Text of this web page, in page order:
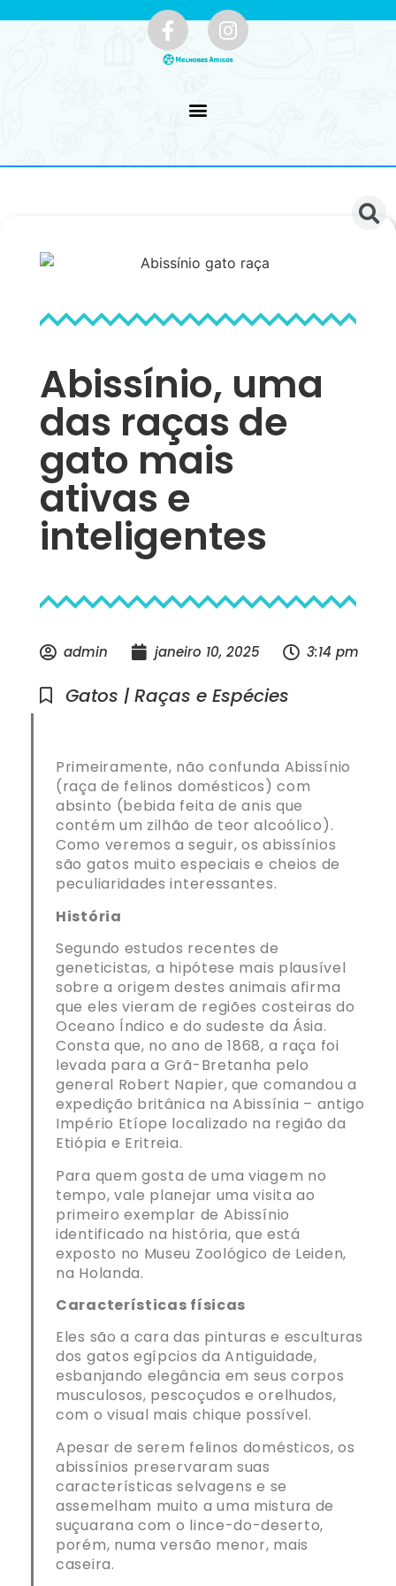
Abissínio, uma
das raças de
gato mais
ativas e
inteligentes
admin janeiro 10, 2025 3:14 pm
Gatos | Raças e Espécies
Primeiramente, não confunda Abissínio
(raça de felinos domésticos) com
absinto (bebida feita de anis que
contém um zilhão de teor alcoólico).
Como veremos a seguir, os abissínios
são gatos muito especiais e cheios de
peculiaridades interessantes.
História
Segundo estudos recentes de
geneticistas, a hipótese mais plausível
sobre a origem destes animais afirma
que eles vieram de regiões costeiras do
Oceano Índico e do sudeste da Ásia.
Consta que, no ano de 1868, a raça foi
levada para a Grã-Bretanha pelo
general Robert Napier, que comandou a
expedição britânica na Abissínia – antigo
Império Etíope localizado na região da
Etiópia e Eritreia.
Para quem gosta de uma viagem no
tempo, vale planejar uma visita ao
primeiro exemplar de Abissínio
identificado na história, que está
exposto no Museu Zoológico de Leiden,
na Holanda.
Características físicas
Eles são a cara das pinturas e esculturas
dos gatos egípcios da Antiguidade,
esbanjando elegância em seus corpos
musculosos, pescoçudos e orelhudos,
com o visual mais chique possível.
Apesar de serem felinos domésticos, os
abissínios preservaram suas
características selvagens e se
assemelham muito a uma mistura de
suçuarana com o lince-do-deserto,
porém, numa versão menor, mais
caseira.